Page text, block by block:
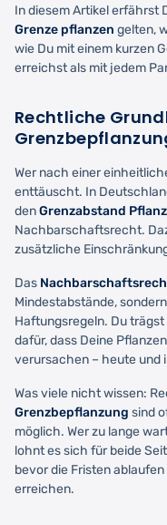
In diesem Artikel erfährst
Grenze pflanzen gelten,
wie Du mit einem kurzen
erreichst als mit jedem
Rechtliche
Wer nach einer
enttäuscht. In
denGrenzabstand
Nachbarschaftsrecht.
zusätzliche
Das
Mindestabstände,
Haftungsregeln. Du
dafür, dass Deine
verursachen – heute und
Was viele nicht wissen:
Grenzbepflanzung sind
möglich. Wer zu lange
lohnt es sich für beide
bevor die Fristen
erreichen.